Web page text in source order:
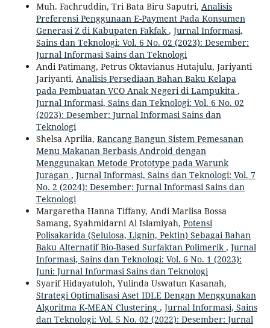
Muh. Fachruddin, Tri Bata Biru Saputri, Analisis
Preferensi Penggunaan E-Payment Pada Konsumen
Generasi Z di Kabupaten Fakfak, Jurnal Informasi,
Sains dan Teknologi: Vol. 6 No. 02 (2023): Desember:
Jurnal Informasi Sains dan Teknologi
Andi Patimang, Petrus Oktavianus Hutajulu, Jariyanti
Jariyanti, Analisis Persediaan Bahan Baku Kelapa
pada Pembuatan VCO Anak Negeri di Lampukita ,
Jurnal Informasi, Sains dan Teknologi: Vol. 6 No. 02
(2023): Desember: Jurnal Informasi Sains dan
Teknologi
Shelsa Aprilia, Rancang Bangun Sistem Pemesanan
Menu Makanan Berbasis Android dengan
Menggunakan Metode Prototype pada Warunk
Juragan , Jurnal Informasi, Sains dan Teknologi: Vol. 7
No. 2 (2024): Desember: Jurnal Informasi Sains dan
Teknologi
Margaretha Hanna Tiffany, Andi Marlisa Bossa
Samang, Syahmidarni Al Islamiyah, Potensi
Polisakarida (Selulosa, Lignin, Pektin) Sebagai Bahan
Baku Alternatif Bio-Based Surfaktan Polimerik, Jurnal
Informasi, Sains dan Teknologi: Vol. 6 No. 1 (2023):
Juni: Jurnal Informasi Sains dan Teknologi
Syarif Hidayatuloh, Yulinda Uswatun Kasanah,
Strategi Optimalisasi Aset IDLE Dengan Menggunakan
Algoritma K-MEAN Clustering , Jurnal Informasi, Sains
dan Teknologi: Vol. 5 No. 02 (2022): Desember: Jurnal